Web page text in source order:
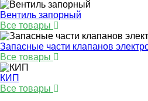
Вентиль запорный
Все товары
Запасные части клапанов
Все товары
КИП
Все товары